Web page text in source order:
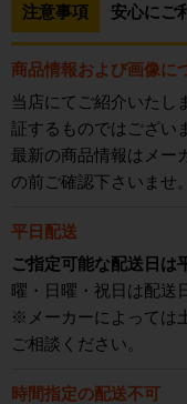
注意事項 安心にご
商品情報および画像に
当店にてご紹介いたし
証するものではござい
最新の商品情報はメー
の前ご確認下さいませ。
平日配送
ご指定可能な配送日は
曜・日曜・祝日は配送
※メーカーによっては
ご相談ください。
時間指定の配送不可